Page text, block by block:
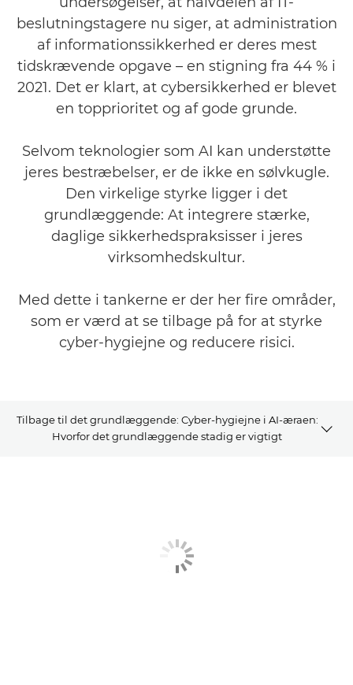
beslutningstagere nu siger, at administration
af informationssikkerhed er deres mest
tidskrævende opgave – en stigning fra 44 % i
2021. Det er klart, at cybersikkerhed er blevet
en topprioritet og af gode grunde.
Selvom teknologier som AI kan understøtte
jeres bestræbelser, er de ikke en sølvkugle.
Den virkelige styrke ligger i det
grundlæggende: At integrere stærke,
daglige sikkerhedspraksisser i jeres
virksomhedskultur.
Med dette i tankerne er der her fire områder,
som er værd at se tilbage på for at styrke
cyber-hygiejne og reducere risici.
Tilbage til det grundlæggende: Cyber-hygiejne i AI-æraen:
Hvorfor det grundlæggende stadig er vigtigt